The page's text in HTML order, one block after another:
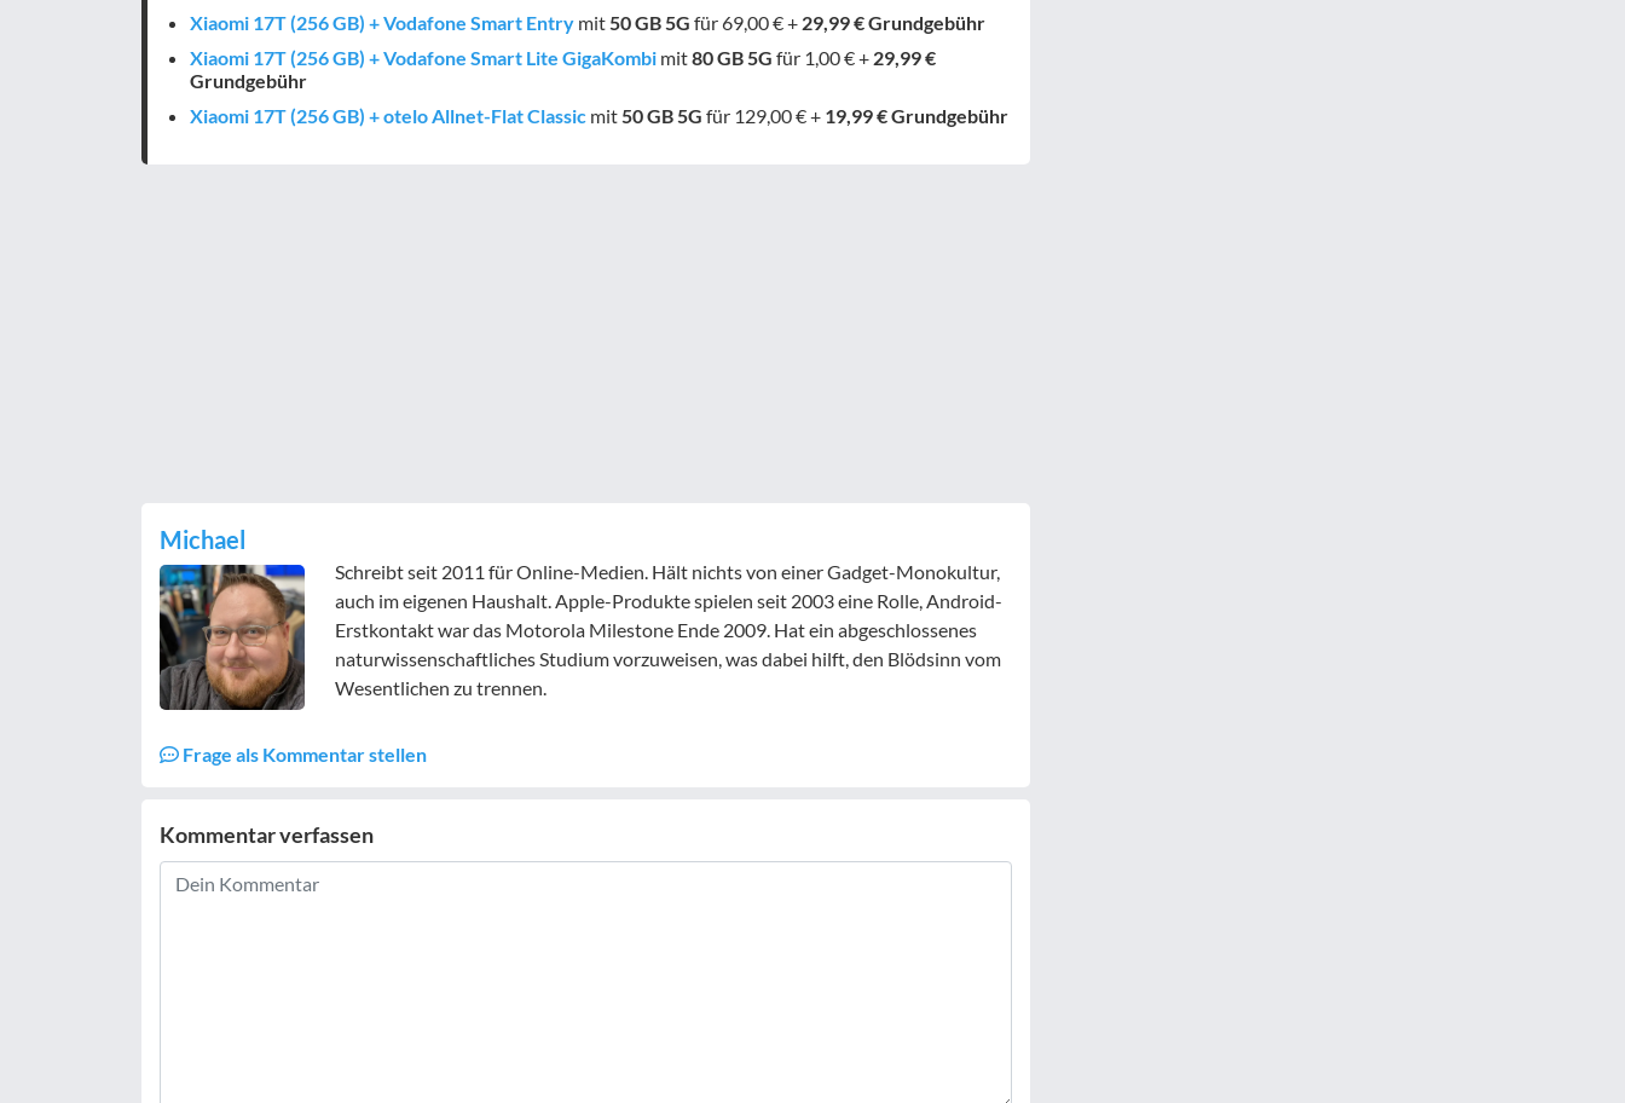
Xiaomi 17T (256 GB) + Vodafone Smart Entry mit50 GB5G für 69,00 € + 29,99 € Grundgebühr
Xiaomi 17T (256 GB) + Vodafone Smart Lite GigaKombi mit80 GB5G für 1,00 € + 29,99 €
Grundgebühr
Xiaomi 17T (256 GB) + otelo Allnet-Flat Classic mit50 GB5G für 129,00 € + 19,99 € Grundgebühr
Michael
Schreibt seit 2011 für Online-Medien. Hält nichts von einer Gadget-Monokultur,
auch im eigenen Haushalt. Apple-Produkte spielen seit 2003 eine Rolle, Android-
Erstkontakt war das Motorola Milestone Ende 2009. Hat ein abgeschlossenes
naturwissenschaftliches Studium vorzuweisen, was dabei hilft, den Blödsinn vom
Wesentlichen zu trennen.
Frage als Kommentar stellen
Kommentar verfassen